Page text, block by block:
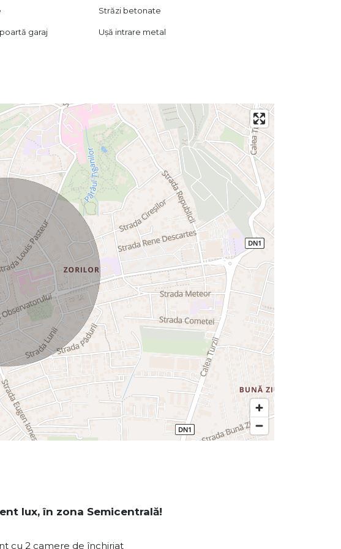
Străzi betonate
garaj Ușă intrare metal
lux, în zona Semicentrală!
cu 2 camere de închiriat